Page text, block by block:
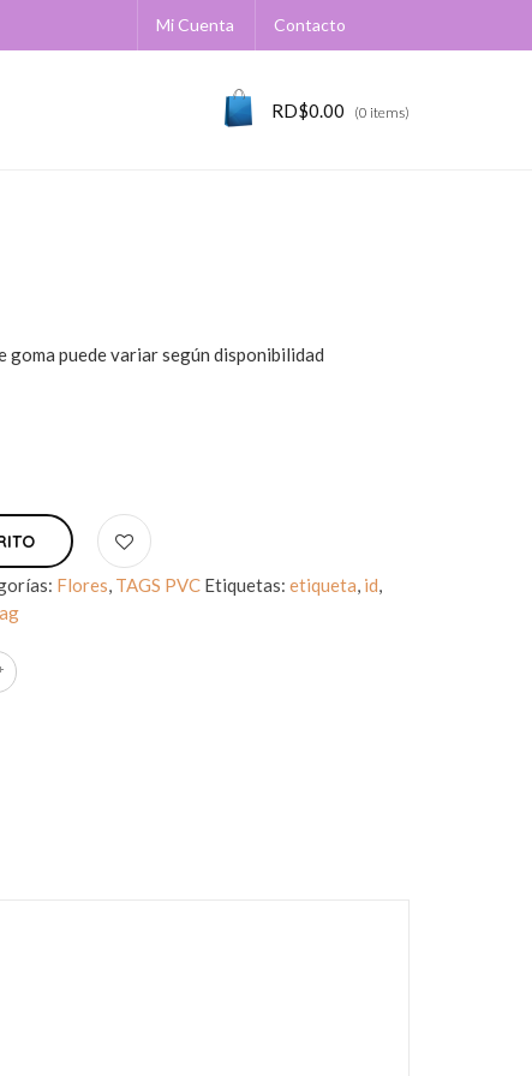
Mi Cuenta Contacto
RD$0.00 (0 items)
goma puede variar según disponibilidad
Flores, TAGS PVC Etiquetas:etiqueta, id,